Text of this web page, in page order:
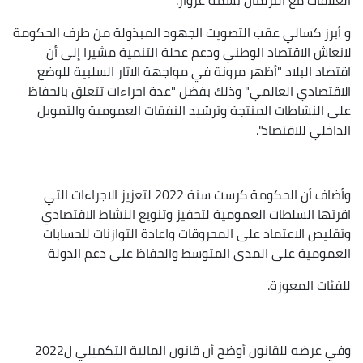
و أبرز كسالي عقب التصويت الجهود المبذولة من طرف الحكومة
لانعاش الاقتصاد الوطني ودعم عجلة التنمية مشيرا إلى أن
اقتصاد البلاد "أظهر مرونة في مواجهة الاثار السلبية للوضع
الاقتصادي العالمي" وذلك بفضل "عدة اجراءات تتعلق بالحفاظ
على النشاطات المنتجة وترشيد النفقات العمومية والتمويل
الداخلي للاقتصاد".
وأضاف أن الحكومة كرست سنة 2022 لتعزيز الاجراءات التي
اقرتها السلطات العمومية لتحفيز وتنويع النشاط الاقتصادي
وتقليص الاعتماد على المحروقات واعادة التوازنات للحسابات
العمومية على المدى المتوسط والحفاظ على دعم الدولة
للفئات المعوزة.
وفي عرضه للقانون أوضح أن قانون المالية التكميلي ل2022